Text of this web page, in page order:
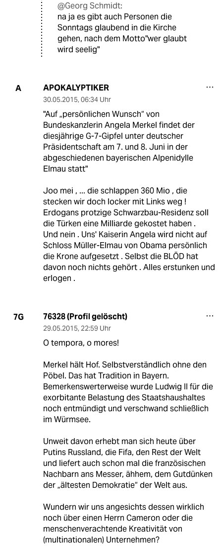
@Georg Schmidt:
na ja es gibt auch Personen die
Sonntags glaubend in die Kirche
gehen, nach dem Motto"wer glaubt
wird seelig"
A APOKALYPTIKER
30.05.2015, 06:34 Uhr
"Auf „persönlichen Wunsch“ von
Bundeskanzlerin Angela Merkel findet der
diesjährige G-7-Gipfel unter deutscher
Präsidentschaft am 7. und 8. Juni in der
abgeschiedenen bayerischen Alpenidylle
Elmau statt"
Joo mei , ... die schlappen 360 Mio , die
stecken wir doch locker mit Links weg !
Erdogans protzige Schwarzbau-Residenz soll
die Türken eine Milliarde gekostet haben .
Und nein . Uns' Kaiserin Angela wird nicht auf
Schloss Müller-Elmau von Obama persönlich
die Krone aufgesetzt . Selbst die BLÖD hat
davon noch nichts gehört . Alles erstunken und
erlogen .
7G 76328 (Profil gelöscht)
29.05.2015, 22:59 Uhr
O tempora, o mores!
Merkel hält Hof. Selbstverständlich ohne den
Pöbel. Das hat Tradition in Bayern.
Bemerkenswerterweise wurde Ludwig II für die
exorbitante Belastung des Staatshaushaltes
noch entmündigt und verschwand schließlich
im Würmsee.
Unweit davon erhebt man sich heute über
Putins Russland, die Fifa, den Rest der Welt
und liefert auch schon mal die französischen
Nachbarn ans Messer, ähhem, dem Gutdünken
der „ältesten Demokratie“ der Welt aus.
Wundern wir uns angesichts dessen wirklich
noch über einen Herrn Cameron oder die
menschenverachtende Kreativität von
(multinationalen) Unternehmen?